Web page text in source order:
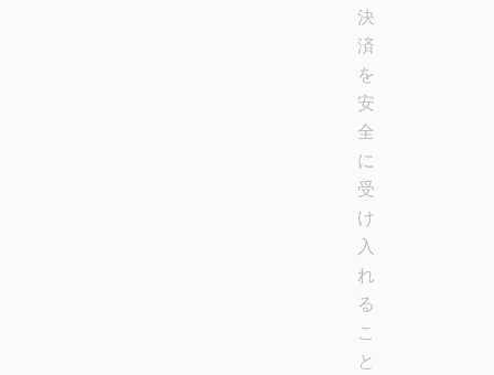
決
済
を
安
全
に
受
け
入
れ
る
こ
と